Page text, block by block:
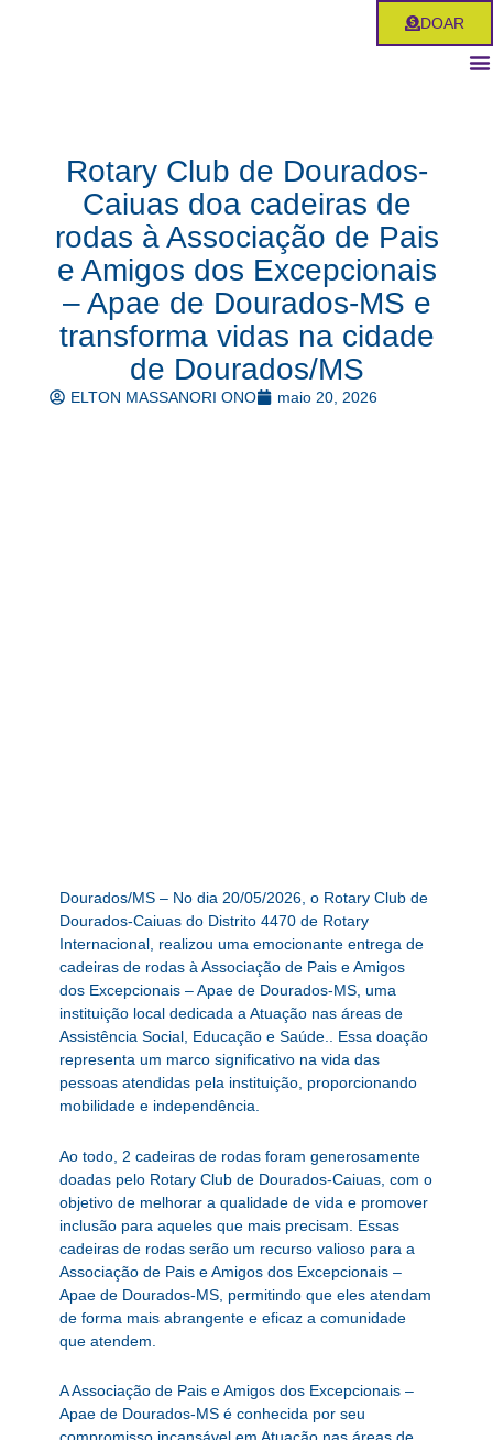
DOAR
Rotary Club de Dourados-
Caiuas doa cadeiras de
rodas à Associação de Pais
e Amigos dos Excepcionais
– Apae de Dourados-MS e
transforma vidas na cidade
de Dourados/MS
ELTON MASSANORI ONO maio 20, 2026
Dourados/MS – No dia 20/05/2026, o Rotary Club de
Dourados-Caiuas do Distrito 4470 de Rotary
Internacional, realizou uma emocionante entrega de
cadeiras de rodas à Associação de Pais e Amigos
dos Excepcionais – Apae de Dourados-MS, uma
instituição local dedicada a Atuação nas áreas de
Assistência Social, Educação e Saúde.. Essa doação
representa um marco significativo na vida das
pessoas atendidas pela instituição, proporcionando
mobilidade e independência.
Ao todo, 2 cadeiras de rodas foram generosamente
doadas pelo Rotary Club de Dourados-Caiuas, com o
objetivo de melhorar a qualidade de vida e promover
inclusão para aqueles que mais precisam. Essas
cadeiras de rodas serão um recurso valioso para a
Associação de Pais e Amigos dos Excepcionais –
Apae de Dourados-MS, permitindo que eles atendam
de forma mais abrangente e eficaz a comunidade
que atendem.
A Associação de Pais e Amigos dos Excepcionais –
Apae de Dourados-MS é conhecida por seu